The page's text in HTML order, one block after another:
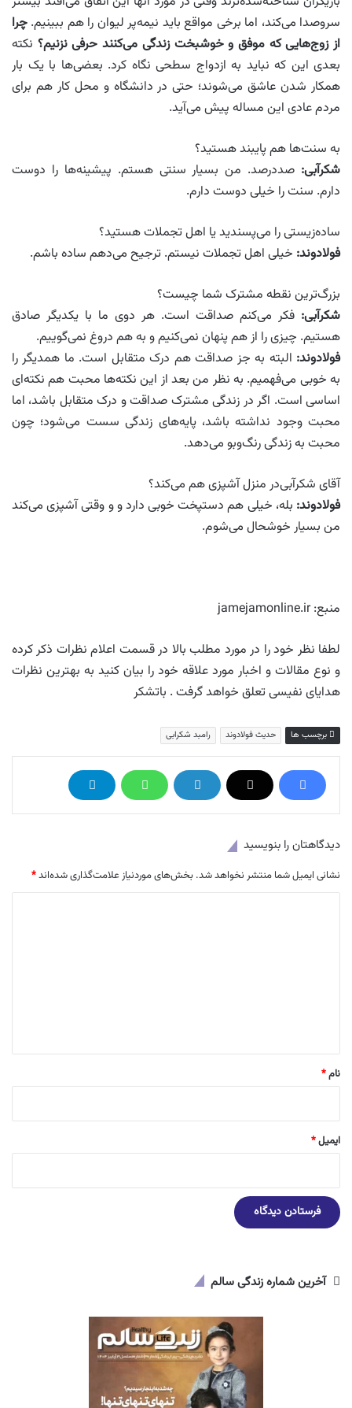
سروصدا می‌کند، اما برخی مواقع باید نیمه‌پر لیوان را هم ببینیم. چرا
از زوج‌هایی که موفق و خوشبخت زندگی می‌کنند حرفی نزنیم؟ نکته
بعدی این که نباید به ازدواج سطحی نگاه کرد. بعضی‌ها با یک بار
همکار شدن عاشق می‌شوند؛ حتی در دانشگاه و محل کار هم برای
مردم عادی این مساله پیش می‌آید.
به سنت‌ها هم پایبند هستید؟
شکرآبی: صددرصد. من بسیار سنتی هستم. پیشینه‌ها را دوست
دارم. سنت را خیلی دوست دارم.
ساده‌زیستی را می‌پسندید یا اهل تجملات هستید؟
فولادوند: خیلی اهل تجملات نیستم. ترجیح می‌دهم ساده باشم.
بزرگ‌ترین نقطه مشترک شما چیست؟
شکرآبی: فکر می‌کنم صداقت است. هر دوی ما با یکدیگر صادق
هستیم. چیزی را از هم پنهان نمی‌کنیم و به هم دروغ نمی‌گوییم.
فولادوند: البته به جز صداقت هم درک متقابل است. ما همدیگر را
به ‌خوبی می‌فهمیم. به نظر من بعد از این نکته‌ها محبت هم نکته‌ای
اساسی است. اگر در زندگی مشترک صداقت و درک متقابل باشد، اما
محبت وجود نداشته باشد، پایه‌های زندگی سست می‌شود؛ چون
محبت به زندگی رنگ‌و‌بو می‌دهد.
آقای شکرآبی‌در منزل آشپزی هم می‌کند؟
فولادوند: بله، خیلی هم دستپخت خوبی دارد و و وقتی آشپزی می‌کند
من بسیار خوشحال می‌‌شوم.
منبع: jamejamonline.ir
لطفا نظر خود را در مورد مطلب بالا در قسمت اعلام نظرات ذکر کرده
و نوع مقالات و اخبار مورد علاقه خود را بیان کنید به بهترین نظرات
هدایای نفیسی تعلق خواهد گرفت . باتشکر
برچسب ها حدیث فولادوند رامبد شکرابی
دیدگاهتان را بنویسید
نشانی ایمیل شما منتشر نخواهد شد. بخش‌های موردنیاز علامت‌گذاری شده‌اند*
نام*
ایمیل*
آخرین شماره زندگی سالم